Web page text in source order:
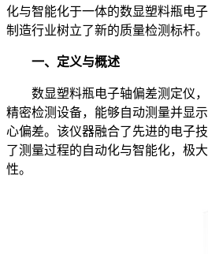
化与智能化于一体的数显塑料瓶电
制造行业树立了新的质量检测标杆。
一、定义与概述
数显塑料瓶电子轴偏差测定仪，
精密检测设备，能够自动测量并显
心偏差。该仪器融合了先进的电子
了测量过程的自动化与智能化，极
性。